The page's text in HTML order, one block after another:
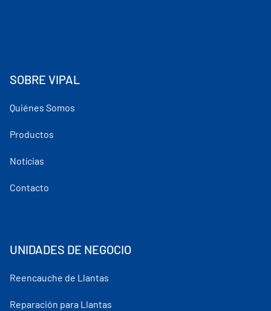
SOBRE VIPAL
Quiénes Somos
Productos
Notícias
Contacto
UNIDADES DE NEGOCIO
Reencauche de Llantas
Reparación para Llantas